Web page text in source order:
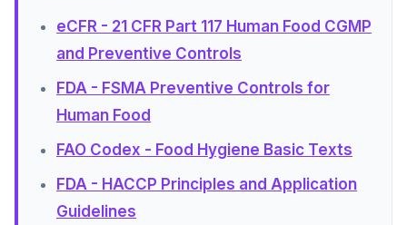
eCFR - 21 CFR Part 117 Human Food CGMP
and Preventive Controls
FDA - FSMA Preventive Controls for
Human Food
FAO Codex - Food Hygiene Basic Texts
FDA - HACCP Principles and Application
Guidelines